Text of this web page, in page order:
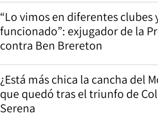
“Lo vimos en diferentes clubes
funcionado”: exjugador de la
contra Ben Brereton
¿Está más chica la cancha del
que quedó tras el triunfo de
Serena